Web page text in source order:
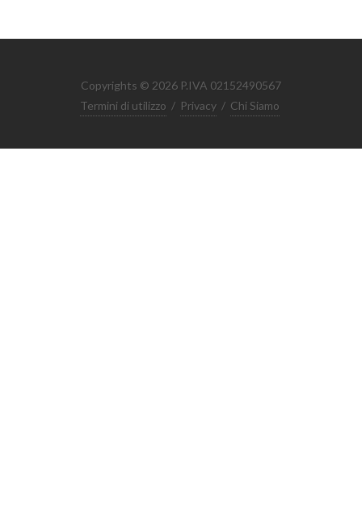
Copyrights © 2026 P.IVA 02152490567
Termini di utilizzo / Privacy / Chi Siamo